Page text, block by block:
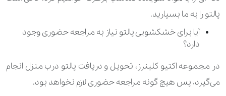
ملحفه 280.000 تومان
پالتو را به ما بسپارید.
آیا برای خشکشویی پالتو نیاز به مراجعه حضوری وجود
دارد؟
در مجموعه اکتیو کلینرز، تحویل و دریافت پالتو درب منزل انجام
می‌گیرد، پس هیچ گونه مراجعه حضوری لازم نخواهد بود.